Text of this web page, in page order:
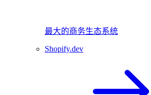
最大的商务生态系统
Shopify.dev